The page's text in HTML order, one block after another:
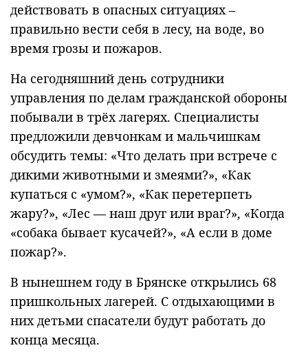
действовать в опасных ситуациях –
правильно вести себя в лесу, на воде, во
время грозы и пожаров.
На сегодняшний день сотрудники
управления по делам гражданской обороны
побывали в трёх лагерях. Специалисты
предложили девчонкам и мальчишкам
обсудить темы: «Что делать при встрече с
дикими животными и змеями?», «Как
купаться с «умом?», «Как перетерпеть
жару?», «Лес — наш друг или враг?», «Когда
«собака бывает кусачей?», «А если в доме
пожар?».
В нынешнем году в Брянске открылись 68
пришкольных лагерей. С отдыхающими в
них детьми спасатели будут работать до
конца месяца.